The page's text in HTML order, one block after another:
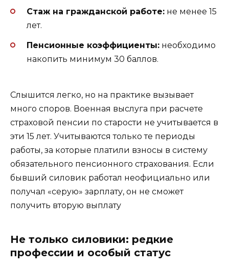
Стаж на гражданской работе: не менее 15
лет.
Пенсионные коэффициенты: необходимо
накопить минимум 30 баллов.
Слышится легко, но на практике вызывает
много споров. Военная выслуга при расчете
страховой пенсии по старости не учитывается в
эти 15 лет. Учитываются только те периоды
работы, за которые платили взносы в систему
обязательного пенсионного страхования. Если
бывший силовик работал неофициально или
получал «серую» зарплату, он не сможет
получить вторую выплату
Не только силовики: редкие
профессии и особый статус